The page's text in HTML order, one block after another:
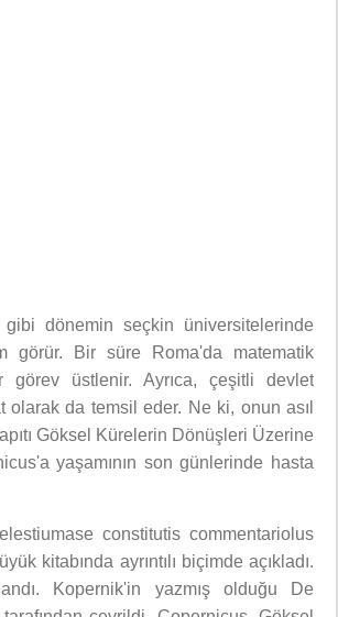
dönemin seçkin üniversitelerinde
görür. Bir süre Roma'da matematik
görev üstlenir. Ayrıca, çeşitli devlet
da temsil eder. Ne ki, onun asıl
Göksel Kürelerin Dönüşleri Üzerine
yaşamının son günlerinde hasta
constitutis commentariolus
kitabında ayrıntılı biçimde açıkladı.
Kopernik'in yazmış olduğu De